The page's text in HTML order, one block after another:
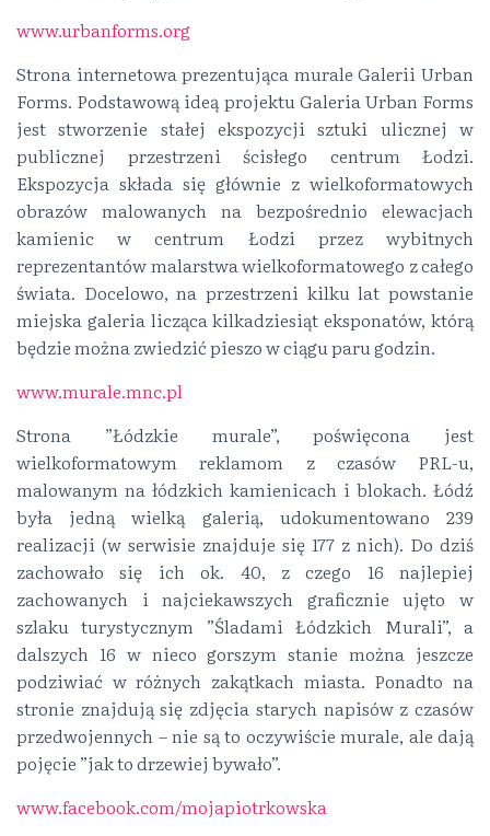
www.urbanforms.org
Strona internetowa prezentująca murale Galerii Urban
Forms. Podstawową ideą projektu Galeria Urban Forms
jest stworzenie stałej ekspozycji sztuki ulicznej w
publicznej przestrzeni ścisłego centrum Łodzi.
Ekspozycja składa się głównie z wielkoformatowych
obrazów malowanych na bezpośrednio elewacjach
kamienic w centrum Łodzi przez wybitnych
reprezentantów malarstwa wielkoformatowego z całego
świata. Docelowo, na przestrzeni kilku lat powstanie
miejska galeria licząca kilkadziesiąt eksponatów, którą
będzie można zwiedzić pieszo w ciągu paru godzin.
www.murale.mnc.pl
Strona ”Łódzkie murale”, poświęcona jest
wielkoformatowym reklamom z czasów PRL-u,
malowanym na łódzkich kamienicach i blokach. Łódź
była jedną wielką galerią, udokumentowano 239
realizacji (w serwisie znajduje się 177 z nich). Do dziś
zachowało się ich ok. 40, z czego 16 najlepiej
zachowanych i najciekawszych graficznie ujęto w
szlaku turystycznym ”Śladami Łódzkich Murali”, a
dalszych 16 w nieco gorszym stanie można jeszcze
podziwiać w różnych zakątkach miasta. Ponadto na
stronie znajdują się zdjęcia starych napisów z czasów
przedwojennych – nie są to oczywiście murale, ale dają
pojęcie ”jak to drzewiej bywało”.
www.facebook.com/mojapiotrkowska